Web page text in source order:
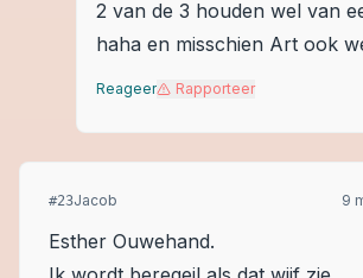
2 van de 3 houden wel van
haha en misschien Art ook
Reageer Rapporteer
#23Jacob 9
Esther Ouwehand.